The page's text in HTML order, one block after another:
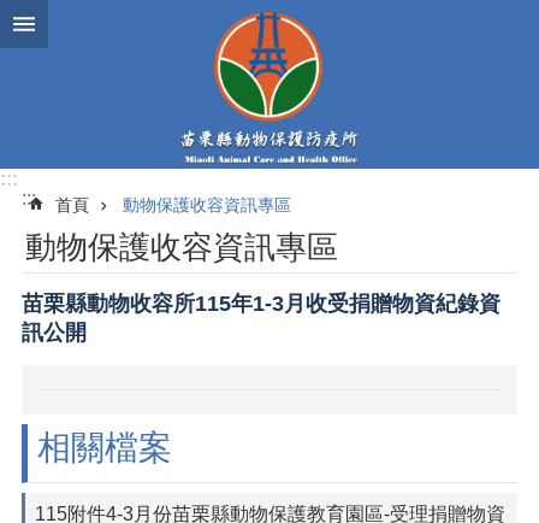
跳到主要內容區塊
:::
:::
首頁 動物保護收容資訊專區
動物保護收容資訊專區
苗栗縣動物收容所115年1-3月收受捐贈物資紀錄資
訊公開
相關檔案
115附件4-3月份苗栗縣動物保護教育園區-受理捐贈物資